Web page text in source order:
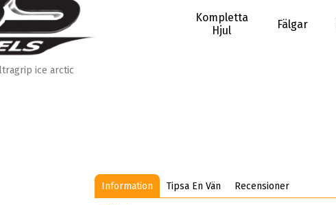
Kompletta
Hjul
Fälgar
ice arctic
Information Tipsa En Vän Recensioner